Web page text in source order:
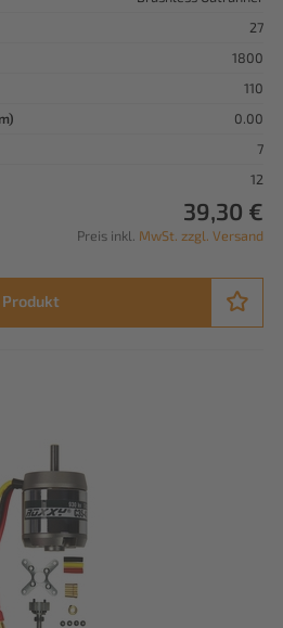
27
1800
110
0.00
7
12
39,30 €
Preis inkl. MwSt. zzgl. Versand
Produkt